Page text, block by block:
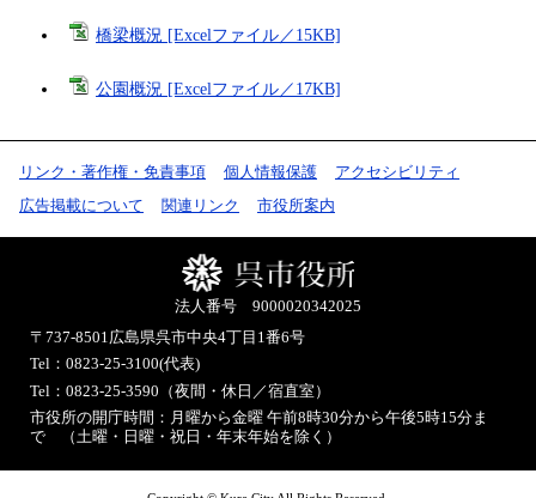
橋梁概況 [Excelファイル／15KB]
公園概況 [Excelファイル／17KB]
リンク・著作権・免責事項 個人情報保護
アクセシビリティ
広告掲載について
関連リンク 市役所案内
法人番号 9000020342025
〒737-8501広島県呉市中央4丁目1番6号
Tel：0823-25-3100(代表)
Tel：0823-25-3590（夜間・休日／宿直室）
市役所の開庁時間：月曜から金曜 午前8時30分から午後5時15分ま
で （土曜・日曜・祝日・年末年始を除く）